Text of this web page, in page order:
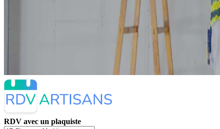
RDV avec un plaquiste